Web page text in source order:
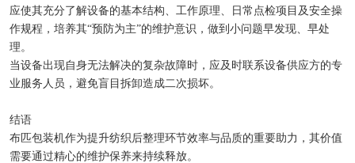
应使其充分了解设备的基本结构、工作原理、日常点检项目及安全操
作规程，培养其“预防为主”的维护意识，做到小问题早发现、早处
理。
当设备出现自身无法解决的复杂故障时，应及时联系设备供应方的专
业服务人员，避免盲目拆卸造成二次损坏。
结语
布匹包装机作为提升纺织后整理环节效率与品质的重要助力，其价值
需要通过精心的维护保养来持续释放。